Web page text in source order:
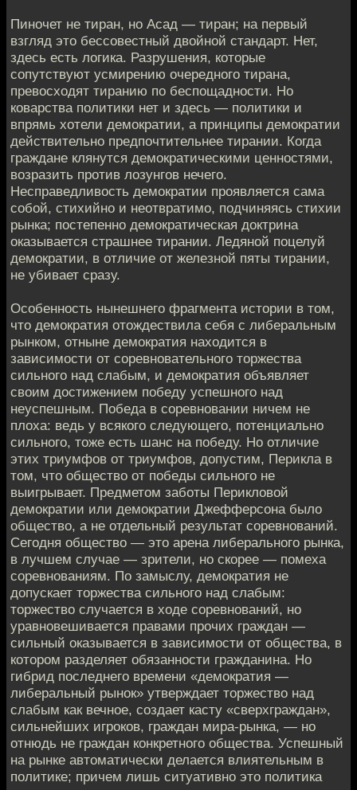
Пиночет не тиран, но Асад — тиран; на первый
взгляд это бессовестный двойной стандарт. Нет,
здесь есть логика. Разрушения, которые
сопутствуют усмирению очередного тирана,
превосходят тиранию по беспощадности. Но
коварства политики нет и здесь — политики и
впрямь хотели демократии, а принципы демократии
действительно предпочтительнее тирании. Когда
граждане клянутся демократическими ценностями,
возразить против лозунгов нечего.
Несправедливость демократии проявляется сама
собой, стихийно и неотвратимо, подчиняясь стихии
рынка; постепенно демократическая доктрина
оказывается страшнее тирании. Ледяной поцелуй
демократии, в отличие от железной пяты тирании,
не убивает сразу.
Особенность нынешнего фрагмента истории в том,
что демократия отождествила себя с либеральным
рынком, отныне демократия находится в
зависимости от соревновательного торжества
сильного над слабым, и демократия объявляет
своим достижением победу успешного над
неуспешным. Победа в соревновании ничем не
плоха: ведь у всякого следующего, потенциально
сильного, тоже есть шанс на победу. Но отличие
этих триумфов от триумфов, допустим, Перикла в
том, что общество от победы сильного не
выигрывает. Предметом заботы Перикловой
демократии или демократии Джефферсона было
общество, а не отдельный результат соревнований.
Сегодня общество — это арена либерального рынка,
в лучшем случае — зрители, но скорее — помеха
соревнованиям. По замыслу, демократия не
допускает торжества сильного над слабым:
торжество случается в ходе соревнований, но
уравновешивается правами прочих граждан —
сильный оказывается в зависимости от общества, в
котором разделяет обязанности гражданина. Но
гибрид последнего времени «демократия —
либеральный рынок» утверждает торжество над
слабым как вечное, создает касту «сверхграждан»,
сильнейших игроков, граждан мира-рынка, — но
отнюдь не граждан конкретного общества. Успешный
на рынке автоматически делается влиятельным в
политике; причем лишь ситуативно это политика